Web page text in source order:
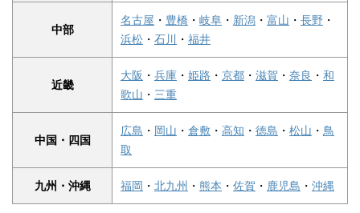
中部
名古屋 ・ 豊橋 ・ 岐阜 ・ 新潟 ・ 富山 ・ 長野 ・
浜松 ・ 石川 ・ 福井
近畿
大阪 ・ 兵庫 ・ 姫路 ・ 京都 ・ 滋賀 ・ 奈良 ・ 和
歌山 ・ 三重
中国・四国
広島 ・ 岡山 ・ 倉敷 ・ 高知 ・ 徳島 ・ 松山 ・ 鳥
取
九州・沖縄 福岡 ・ 北九州 ・ 熊本 ・ 佐賀 ・ 鹿児島 ・ 沖縄